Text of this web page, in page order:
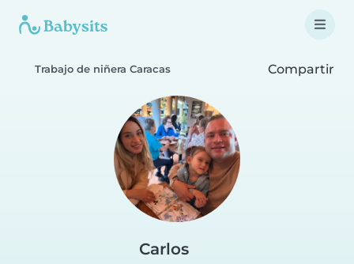
Trabajo de niñera Caracas Compartir
Carlos